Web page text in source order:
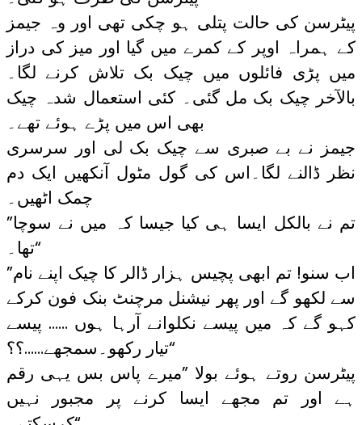
پیٹرسن کی حالت پتلی ہو چکی تھی اور وہ جیمز
کے ہمراہ اوپر کے کمرے میں گیا اور میز کی دراز
میں پڑی فائلوں میں چیک بک تلاش کرنے لگا۔
بالآخر چیک بک مل گئی۔ کئی استعمال شدہ چیک
بھی اس میں پڑے ہوئے تھے۔
جیمز نے بے صبری سے چیک بک لی اور سرسری
نظر ڈالنے لگا۔اس کی گول مٹول آنکھیں ایک دم
چمک اٹھیں۔
”تم نے بالکل ایسا ہی کیا جیسا کہ میں نے سوچا
تھا۔“
”اب سنو! تم ابھی پچیس ہزار ڈالر کا چیک اپنے نام
سے لکھو گے اور پھر نیشنل مرچنٹ بنک فون کرکے
کہو گے کہ میں پیسے نکلوانے آرہا ہوں …… پیسے
تیار رکھو۔سمجھے……؟؟“
پیٹرسن روتے ہوئے بولا ”میرے پاس بس یہی رقم
ہے اور تم مجھے ایسا کرنے پر مجبور نہیں